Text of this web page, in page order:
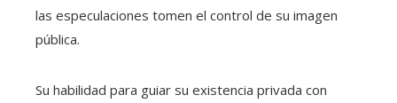
las especulaciones tomen el control de su imagen
pública.
Su habilidad para guiar su existencia privada con